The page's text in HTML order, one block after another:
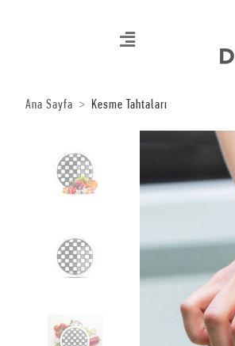
Ana Sayfa Kesme Tahtaları